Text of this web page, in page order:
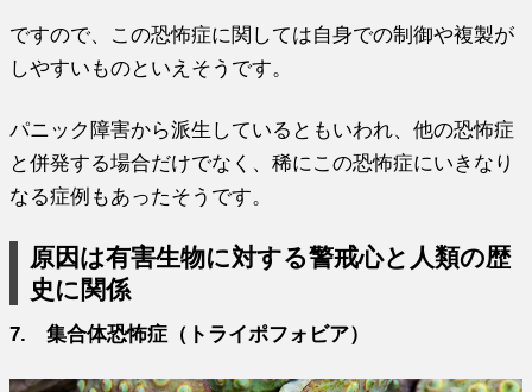
ですので、この恐怖症に関しては自身での制御や複製が
しやすいものといえそうです。
パニック障害から派生しているともいわれ、他の恐怖症
と併発する場合だけでなく、稀にこの恐怖症にいきなり
なる症例もあったそうです。
原因は有害生物に対する警戒心と人類の歴
史に関係
7. 集合体恐怖症（トライポフォビア）